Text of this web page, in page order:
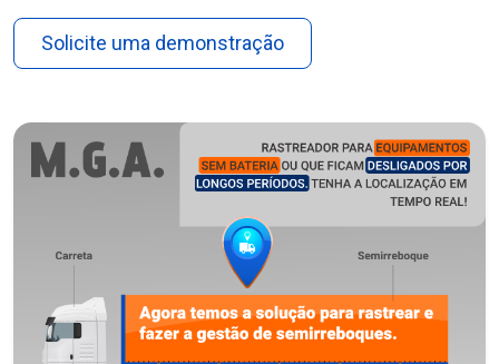
Solicite uma demonstração